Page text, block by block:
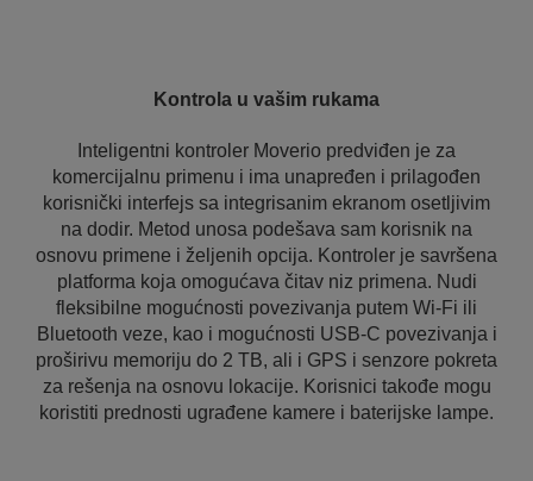
Kontrola u vašim rukama
Inteligentni kontroler Moverio predviđen je za
komercijalnu primenu i ima unapređen i prilagođen
korisnički interfejs sa integrisanim ekranom osetljivim
na dodir. Metod unosa podešava sam korisnik na
osnovu primene i željenih opcija. Kontroler je savršena
platforma koja omogućava čitav niz primena. Nudi
fleksibilne mogućnosti povezivanja putem Wi-Fi ili
Bluetooth veze, kao i mogućnosti USB-C povezivanja i
proširivu memoriju do 2 TB, ali i GPS i senzore pokreta
za rešenja na osnovu lokacije. Korisnici takođe mogu
koristiti prednosti ugrađene kamere i baterijske lampe.